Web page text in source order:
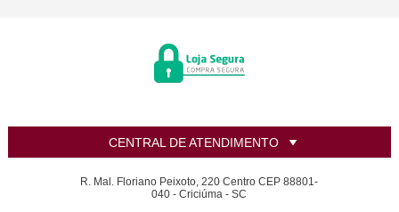
CENTRAL DE ATENDIMENTO
R. Mal. Floriano Peixoto, 220 Centro CEP 88801-
040 - Criciúma - SC